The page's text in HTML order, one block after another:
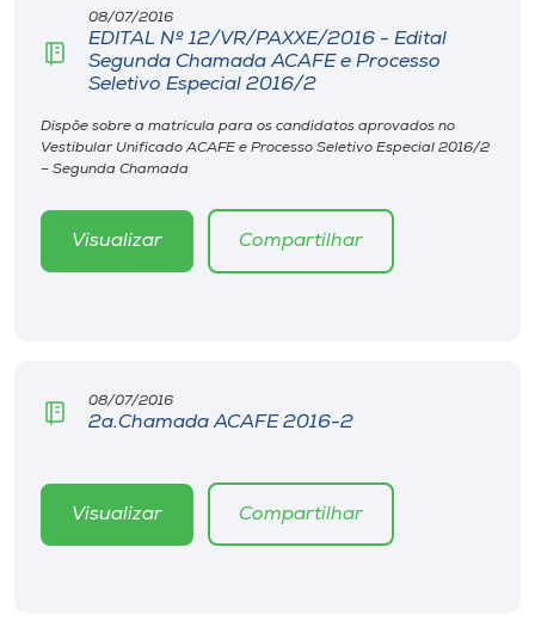
Museu
Unoesc
Store
Selecione
08/07/2016
EDITAL Nº 12/VR/PAXXE/2016 - Edital
Segunda Chamada ACAFE e Processo
Seletivo Especial 2016/2
Dispõe sobre a matrícula para os candidatos aprovados no
Vestibular Unificado ACAFE e Processo Seletivo Especial 2016/2
– Segunda Chamada
Visualizar Compartilhar
08/07/2016
2a.Chamada ACAFE 2016-2
Visualizar Compartilhar